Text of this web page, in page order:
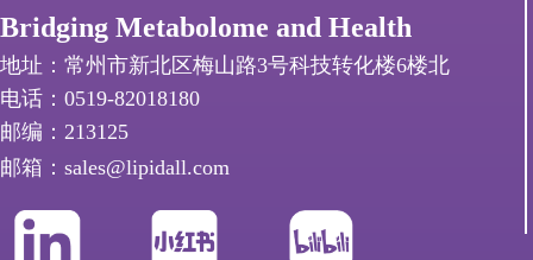
Bridging Metabolome and Health
地址：常州市新北区梅山路3号科技转化楼6楼北
电话：0519-82018180
邮编：213125
邮箱：sales@lipidall.com